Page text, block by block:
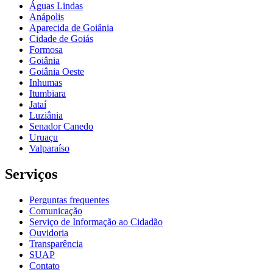
Águas Lindas
Anápolis
Aparecida de Goiânia
Cidade de Goiás
Formosa
Goiânia
Goiânia Oeste
Inhumas
Itumbiara
Jataí
Luziânia
Senador Canedo
Uruaçu
Valparaíso
Serviços
Perguntas frequentes
Comunicação
Serviço de Informação ao Cidadão
Ouvidoria
Transparência
SUAP
Contato